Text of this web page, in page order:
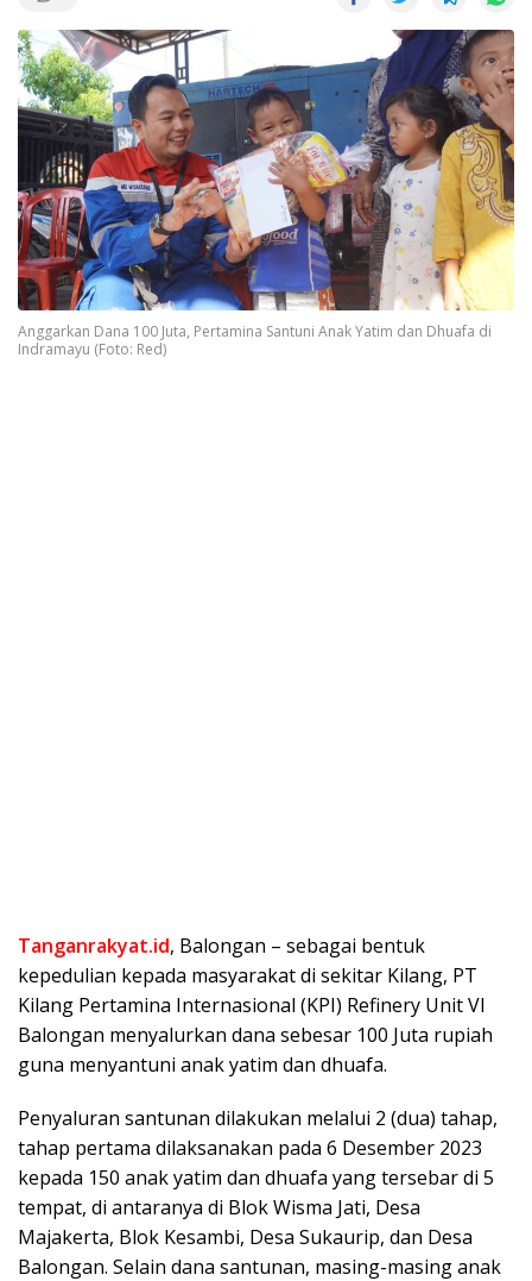
Anggarkan Dana 100 Juta, Pertamina Santuni Anak Yatim dan Dhuafa di
Indramayu (Foto: Red)
Tanganrakyat.id, Balongan – sebagai bentuk
kepedulian kepada masyarakat di sekitar Kilang, PT
Kilang Pertamina Internasional (KPI) Refinery Unit VI
Balongan menyalurkan dana sebesar 100 Juta rupiah
guna menyantuni anak yatim dan dhuafa.
Penyaluran santunan dilakukan melalui 2 (dua) tahap,
tahap pertama dilaksanakan pada 6 Desember 2023
kepada 150 anak yatim dan dhuafa yang tersebar di 5
tempat, di antaranya di Blok Wisma Jati, Desa
Majakerta, Blok Kesambi, Desa Sukaurip, dan Desa
Balongan. Selain dana santunan, masing-masing anak